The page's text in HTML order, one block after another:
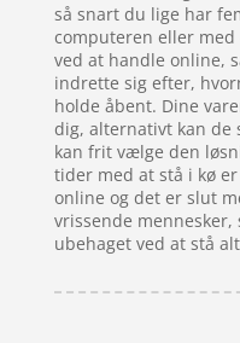
så snart du lige har
computeren eller
ved at handle online,
indrette sig efter,
holde åbent. Dine
dig, alternativt kan de
kan frit vælge den
tider med at stå i kø
online og det er slut
vrissende
ubehaget ved at stå